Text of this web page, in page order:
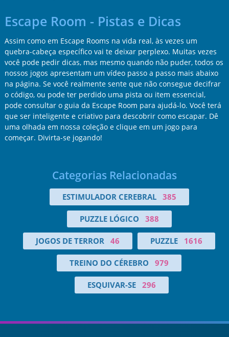
Escape Room - Pistas e Dicas
Assim como em Escape Rooms na vida real, às vezes um
quebra-cabeça específico vai te deixar perplexo. Muitas vezes
você pode pedir dicas, mas mesmo quando não puder, todos os
nossos jogos apresentam um vídeo passo a passo mais abaixo
na página. Se você realmente sente que não consegue decifrar
o código, ou pode ter perdido uma pista ou item essencial,
pode consultar o guia da Escape Room para ajudá-lo. Você terá
que ser inteligente e criativo para descobrir como escapar. Dê
uma olhada em nossa coleção e clique em um jogo para
começar. Divirta-se jogando!
Categorias Relacionadas
ESTIMULADOR CEREBRAL 385
PUZZLE LÓGICO 388
JOGOS DE TERROR 46 PUZZLE 1616
TREINO DO CÉREBRO 979
ESQUIVAR-SE 296